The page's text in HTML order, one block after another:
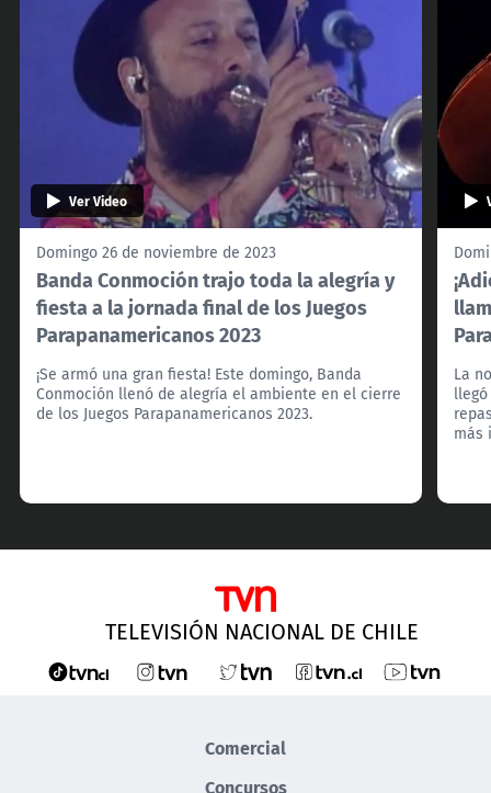
Ver Video
Domingo 26 de noviembre de 2023
Banda Conmoción trajo toda la alegría y
fiesta a la jornada final de los Juegos
Parapanamericanos 2023
¡Se armó una gran fiesta! Este domingo, Banda
Conmoción llenó de alegría el ambiente en el cierre
de los Juegos Parapanamericanos 2023.
La
más
TELEVISIÓN NACIONAL DE CHILE
Comercial
Concursos